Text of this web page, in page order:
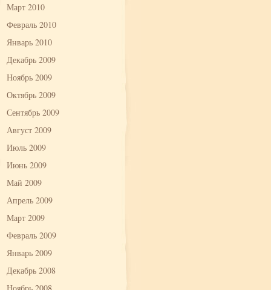
Март 2010
Февраль 2010
Январь 2010
Декабрь 2009
Ноябрь 2009
Октябрь 2009
Сентябрь 2009
Август 2009
Июль 2009
Июнь 2009
Май 2009
Апрель 2009
Март 2009
Февраль 2009
Январь 2009
Декабрь 2008